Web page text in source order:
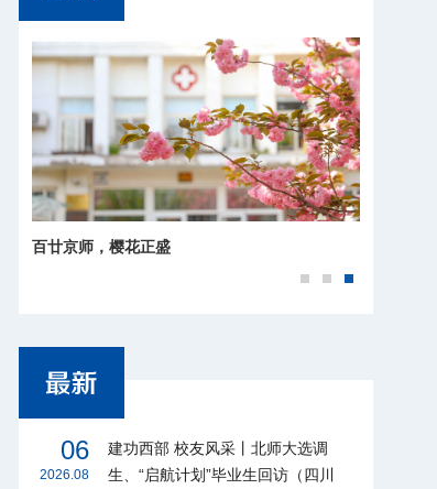
百廿京师，樱花正盛
06
2026.08
建功西部 校友风采丨北师大选调
生、“启航计划”毕业生回访（四川